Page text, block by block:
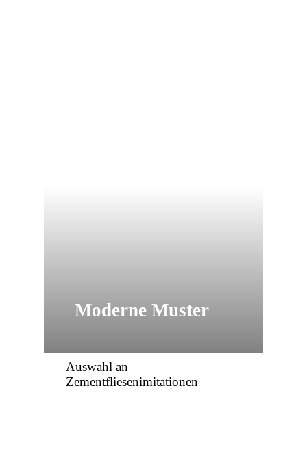
Moderne Muster
Auswahl an
Zementfliesenimitationen